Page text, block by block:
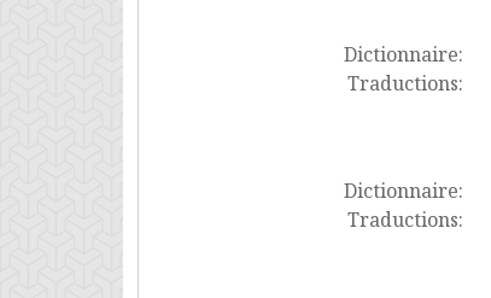
Dictionnaire:
Traductions:
Dictionnaire:
Traductions: